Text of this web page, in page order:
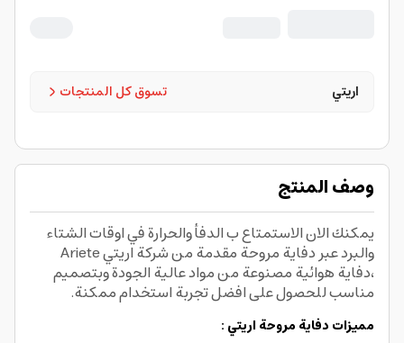
تسوق كل المنتجات اريتي
وصف المنتج
يمكنك الان الاستمتاع ب الدفأ والحرارة في اوقات الشتاء
والبرد عبر دفاية مروحة مقدمة من شركة اريتي Ariete
،دفاية هوائية مصنوعة من مواد عالية الجودة وبتصميم
مناسب للحصول على افضل تجربة استخدام ممكنة.
مميزات دفاية مروحة اريتي :